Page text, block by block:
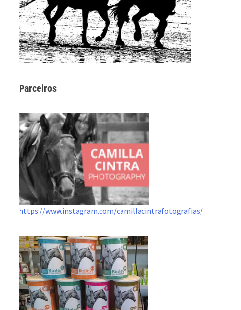
Parceiros
https://www.instagram.com/camillacintrafotografias/